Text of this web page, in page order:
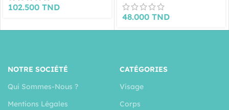
102.500 TND
48.000 TND
NOTRE SOCIÉTÉ
Qui Sommes-Nous ?
Mentions Légales
CATÉGORIES
Visage
Corps